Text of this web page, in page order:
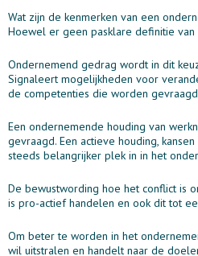
Wat zijn de kenmerken van een
Hoewel er geen pasklare definitie
Ondernemend gedrag wordt in dit
Signaleert mogelijkheden voor
de competenties die worden
Een ondernemende houding van
gevraagd. Een actieve houding,
steeds belangrijker plek in in het
De bewustwording hoe het conflict is
is pro-actief handelen en ook dit tot
Om beter te worden in het
wil uitstralen en handelt naar de